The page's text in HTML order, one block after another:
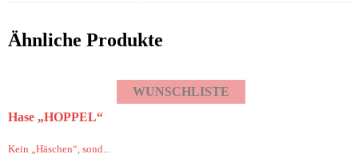
Ähnliche Produkte
WUNSCHLISTE
Hase „HOPPEL“
Kein „Häschen“, sond...